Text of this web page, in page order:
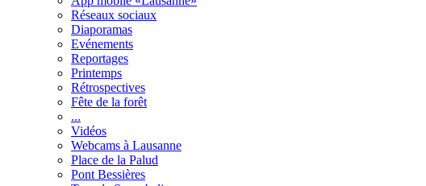
Réseaux sociaux
Diaporamas
Evénements
Reportages
Printemps
Rétrospectives
Fête de la forêt
...
Vidéos
Webcams à Lausanne
Place de la Palud
Pont Bessières